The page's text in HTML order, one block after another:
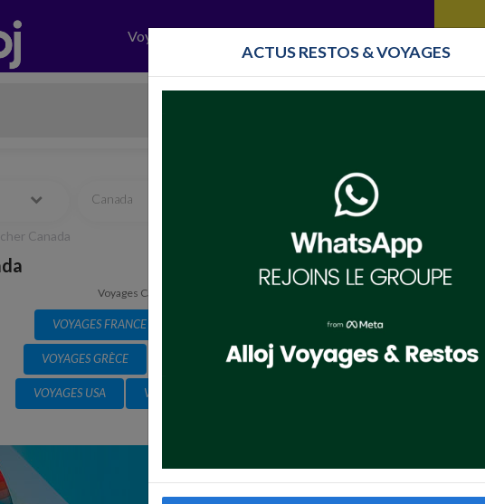
Voyages
Canada Toutes les surveillances
Canada
Voyages Cacher Canada en 2022 et 2023 avec toutes les promotions pour vos
VOYAGES FRANCE VOYAGES EILAT
VOYAGES GRÈCE VOYAGES CRÈTE VOYAGES MAROC VOYAGES
VOYAGES USA VOYAGES PORTUGAL
ACTUS RESTOS & VOYAGES